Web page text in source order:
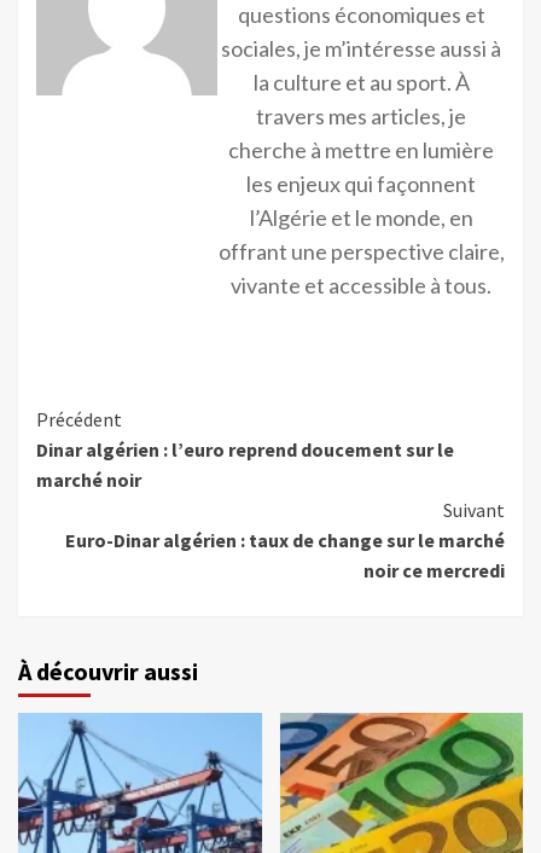
questions économiques et
sociales, je m’intéresse aussi à
la culture et au sport. À
travers mes articles, je
cherche à mettre en lumière
les enjeux qui façonnent
l’Algérie et le monde, en
offrant une perspective claire,
vivante et accessible à tous.
Précédent
Dinar algérien : l’euro reprend doucement sur le
marché noir
Suivant
Euro-Dinar algérien : taux de change sur le marché
noir ce mercredi
À découvrir aussi